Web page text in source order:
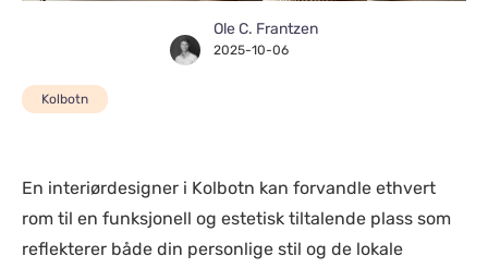
Ole C. Frantzen
2025-10-06
Kolbotn
En interiørdesigner i Kolbotn kan forvandle ethvert
rom til en funksjonell og estetisk tiltalende plass som
reflekterer både din personlige stil og de lokale